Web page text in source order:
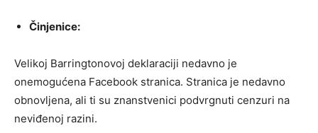
Činjenice:
Velikoj Barringtonovoj deklaraciji nedavno je
onemogućena Facebook stranica. Stranica je nedavno
obnovljena, ali ti su znanstvenici podvrgnuti cenzuri na
neviđenoj razini.